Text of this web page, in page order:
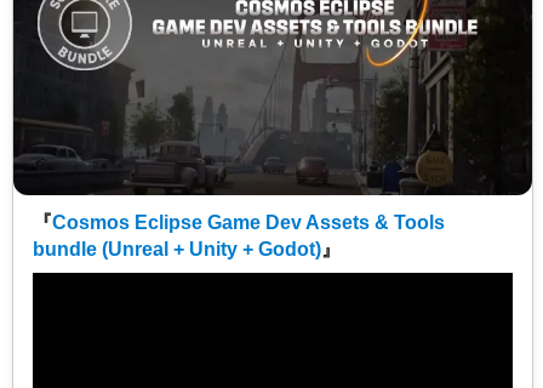
『Cosmos Eclipse Game Dev Assets & Tools
bundle (Unreal + Unity + Godot) 』